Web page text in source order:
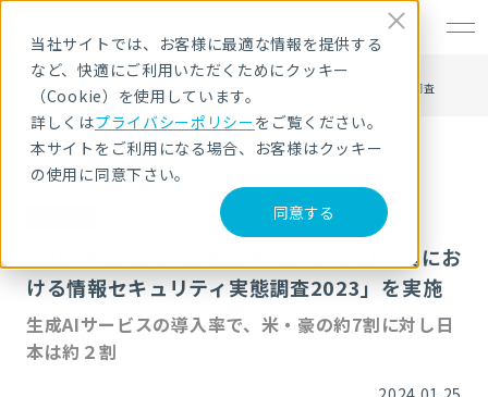
当社サイトでは、お客様に最適な情報を提供する
など、快適にご利用いただくためにクッキー
（Cookie）を使用しています。
詳しくはプライバシーポリシーをご覧ください。
本サイトをご利用になる場合、お客様はクッキー
の使用に同意下さい。
同意する
HOME
ニュース・トピックス
NRIセキュア、日・米・豪の3か国で「企業における情報セキュリティ実態調査
2023」を実施
NRIセキュア、日・米・豪の3か国で「企業にお
ける情報セキュリティ実態調査2023」を実施
生成AIサービスの導入率で、米・豪の約7割に対し日
本は約２割